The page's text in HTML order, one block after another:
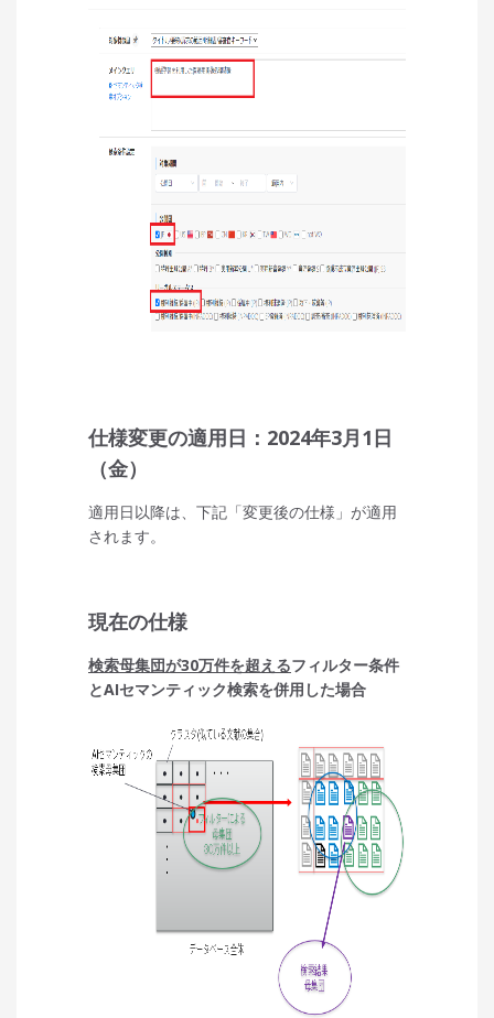
仕様変更の適用日：2024年3月1日
（金）
適用日以降は、下記「変更後の仕様」が適用
されます。
現在の仕様
検索母集団が30万件を超えるフィルター条件
とAIセマンティック検索を併用した場合